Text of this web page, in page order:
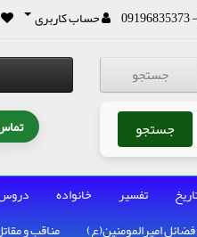
حساب کاربری
جستجو
جستجو
تفسیر خانواده
امیرالمومنین(ع) مناقب و